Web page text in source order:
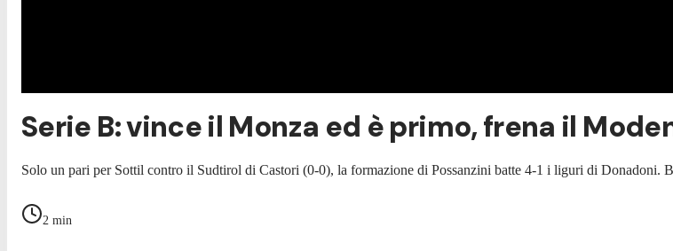
Serie B: vince il Monza ed è primo, frena il
Solo un pari per Sottil contro il Sudtirol di Castori (0-0), la formazione di Possanzini batte 4-1 i liguri di Donadoni.
2 min